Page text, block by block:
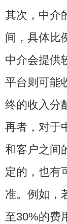
其次，中介
间，具体比
中介会提供
平台则可能
终的收入分
再者，对于
和客户之间
定的，也有
准。例如，
至30%的费